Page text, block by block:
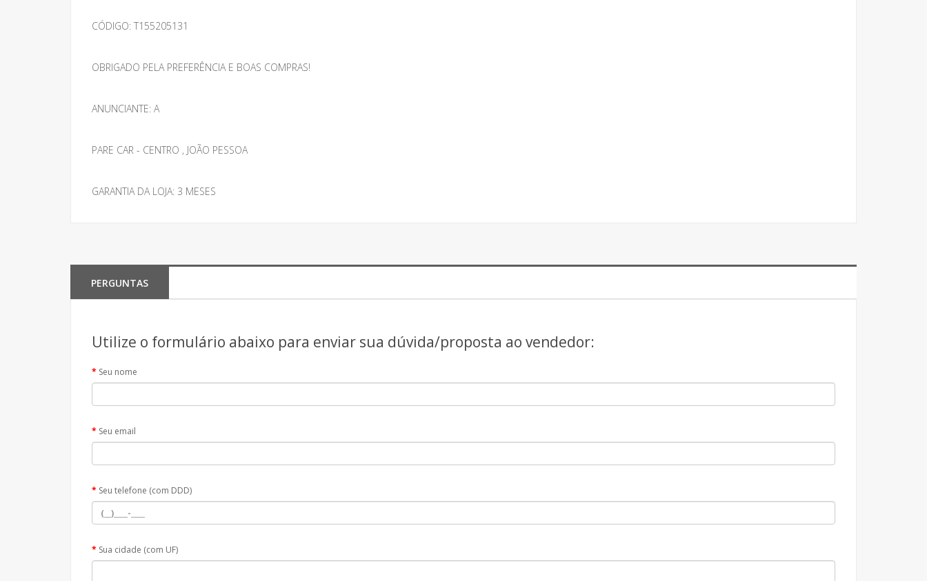
CÓDIGO: T155205131
OBRIGADO PELA PREFERÊNCIA E BOAS COMPRAS!
ANUNCIANTE: A
PARE CAR - CENTRO , JOÃO PESSOA
GARANTIA DA LOJA: 3 MESES
PERGUNTAS
Utilize o formulário abaixo para enviar sua dúvida/proposta ao vendedor:
Seu nome
Seu email
Seu telefone (com DDD)
Sua cidade (com UF)